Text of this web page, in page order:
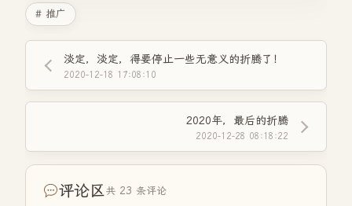
# 推广
淡定，淡定，得要停止一些无意义的折腾了！
2020-12-18 17:08:10
2020年，最后的折腾
2020-12-28 08:18:22
评论区共 23 条评论